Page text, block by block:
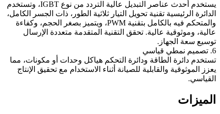
يستخدم أحدث عناصر التبديل عالية التردد من نوع IGBT، وتستخدم
الدائرة الرئيسية تقنية تحويل التيار ثلاثية الطور، ذات الجسر الكامل،
والمتحكم فيه بالكامل بتقنية PWM، ويتميز بصغر الحجم، وكفاءة
عالية، وموثوقية عالية. تحقق التقنية المتقدمة متعددة الإرسال
توسيع سعة الجهاز.
6. تصميم نمطي قياسي
تستخدم دائرة الطاقة ودائرة التحكم هياكل وحدات أو مكونات، مما
يعزز الموثوقية والقابلية للصيانة أثناء الاستخدام مع تحقيق الإنتاج
القياسي.
الميزات